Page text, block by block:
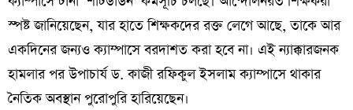
স্পষ্ট জানিয়েছেন, যার হাতে শিক্ষকদের রক্ত লেগে আছে, তাকে আর
একদিনের জন্যও ক্যাম্পাসে বরদাশত করা হবে না। এই ন্যাক্কারজনক
হামলার পর উপাচার্য ড. কাজী রফিকুল ইসলাম ক্যাম্পাসে থাকার
নৈতিক অবস্থান পুরোপুরি হারিয়েছেন।